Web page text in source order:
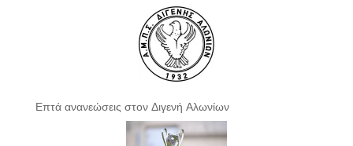
Επτά ανανεώσεις στον Διγενή Αλωνίων